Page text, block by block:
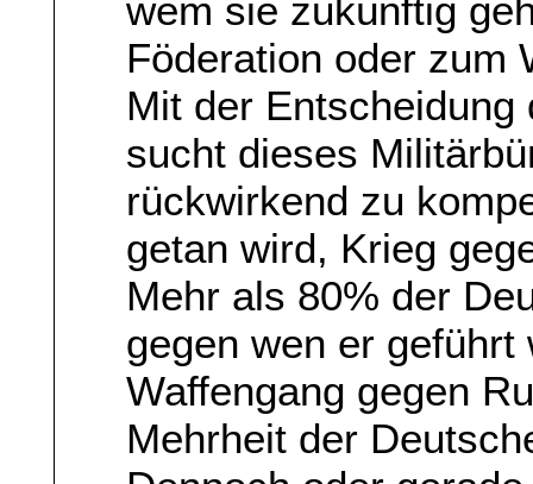
wem sie zukünftig
Föderation oder zum
Mit der Entscheidung
sucht dieses
rückwirkend zu
getan wird, Krieg
Mehr als 80% der
gegen wen er
Waffengang gegen
Mehrheit der